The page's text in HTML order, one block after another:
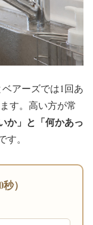
アーズでは1回あ
す。高い方が常
か」と「何かあっ
す。
）